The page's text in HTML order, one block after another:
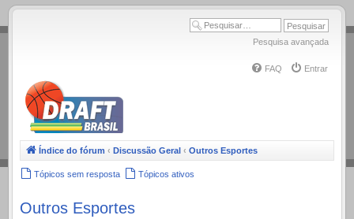
.
Pesquisa avançada
FAQ Entrar
Índice do fórum ‹ Discussão Geral ‹ Outros Esportes
Tópicos sem resposta Tópicos ativos
Outros Esportes